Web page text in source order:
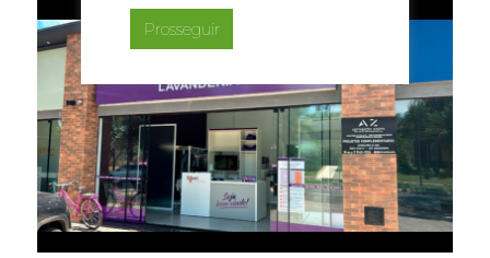
Prosseguir